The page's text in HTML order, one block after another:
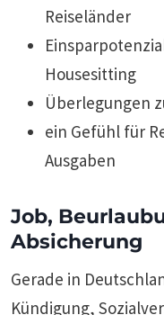
Reiseländer
Housesitting
Überlegungen
ein Gefühl für
Ausgaben
Job,
Absicherung
Gerade in
Kündigung,